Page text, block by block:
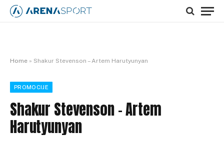
Home » Shakur Stevenson – Artem Harutyunyan
PROMOCIJE
Shakur Stevenson – Artem
Harutyunyan